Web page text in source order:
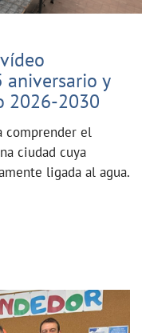
aniversario y
2026-2030
comprender el
ciudad cuya
ligada al agua.